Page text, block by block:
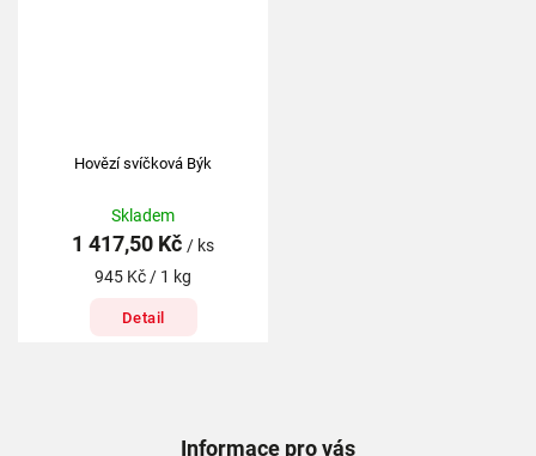
Hovězí svíčková Býk
Skladem
1 417,50 Kč / ks
945 Kč / 1 kg
Detail
Informace pro vás